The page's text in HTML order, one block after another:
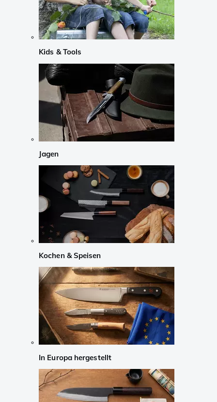
Kids & Tools
Jagen
Kochen & Speisen
In Europa hergestellt